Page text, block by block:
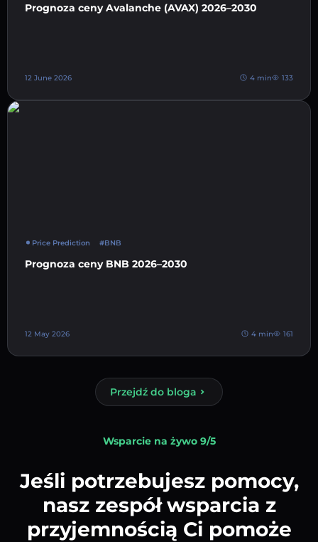
Prognoza ceny Avalanche (AVAX) 2026–2030
12 June 2026 4 min 133
Price Prediction #BNB
Prognoza ceny BNB 2026–2030
12 May 2026 4 min 161
Przejdź do bloga
Wsparcie na żywo 9/5
Jeśli potrzebujesz pomocy,
nasz zespół wsparcia z
przyjemnością Ci pomoże